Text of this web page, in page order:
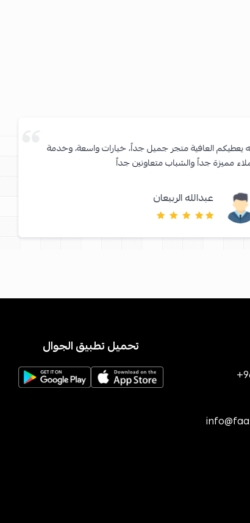
يعطيكم العافية متجر جميل جداً، خيارات واسعة، وخدمة
مميزة جداً والشباب متعاونين جداً
عبدالله الربيعان
تحميل تطبيق الجوال